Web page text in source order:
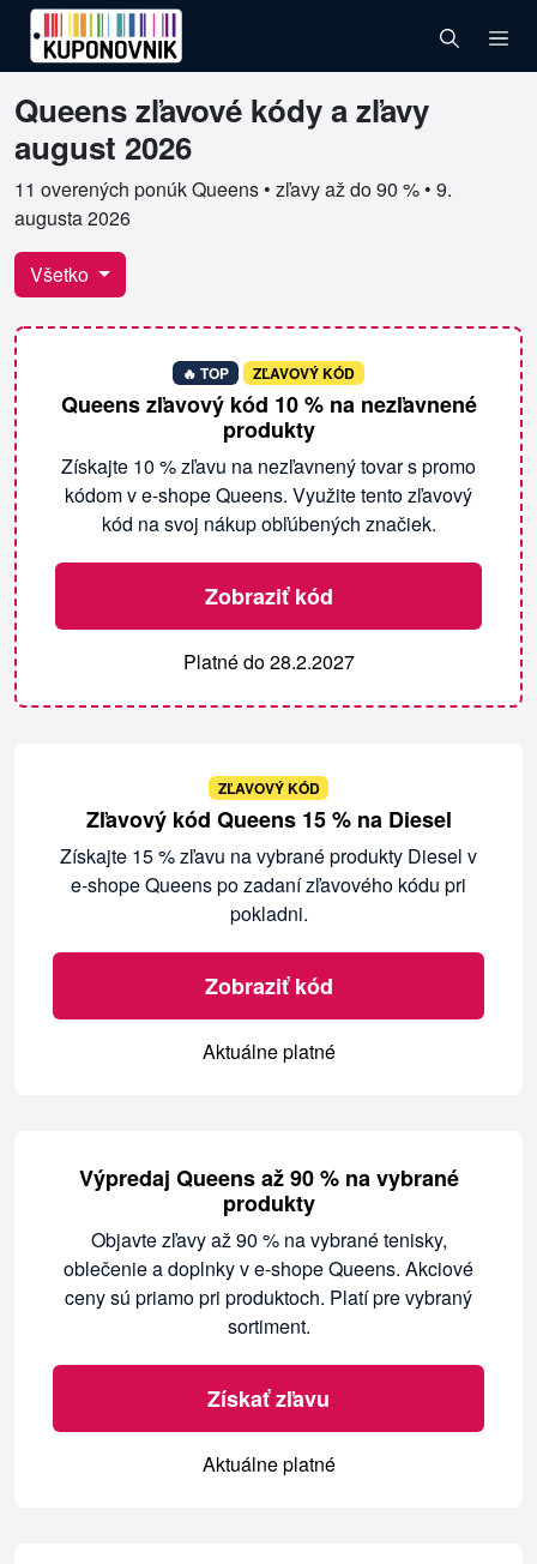
Queens zľavové kódy a zľavy
august 2026
11 overených ponúk Queens • zľavy až do 90 % • 9.
augusta 2026
Overené kupóny pre Queens
Všetko
🔥 TOP ZĽAVOVÝ KÓD
Queens zľavový kód 10 % na nezľavnené
produkty
Získajte 10 % zľavu na nezľavnený tovar s promo
kódom v e-shope Queens. Využite tento zľavový
kód na svoj nákup obľúbených značiek.
Zobraziť kód
Platné do 28.2.2027
ZĽAVOVÝ KÓD
Zľavový kód Queens 15 % na Diesel
Získajte 15 % zľavu na vybrané produkty Diesel v
e-shope Queens po zadaní zľavového kódu pri
pokladni.
Zobraziť kód
Aktuálne platné
Výpredaj Queens až 90 % na vybrané
produkty
Objavte zľavy až 90 % na vybrané tenisky,
oblečenie a doplnky v e-shope Queens. Akciové
ceny sú priamo pri produktoch. Platí pre vybraný
sortiment.
Získať zľavu
Aktuálne platné